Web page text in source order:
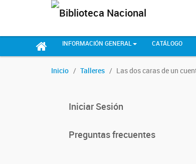
INFORMACIÓN GENERAL CATÁLOGO
Inicio Talleres Las dos caras de un
Iniciar Sesión
Preguntas frecuentes